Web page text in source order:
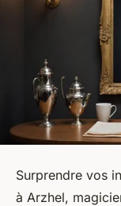
Surprendre vos
à Arzhel,